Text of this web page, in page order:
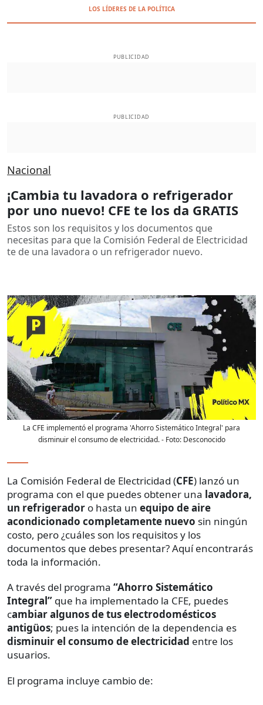
LOS LÍDERES DE LA POLÍTICA
PUBLICIDAD
PUBLICIDAD
Nacional
¡Cambia tu lavadora o refrigerador
por uno nuevo! CFE te los da GRATIS
Estos son los requisitos y los documentos que
necesitas para que la Comisión Federal de Electricidad
te de una lavadora o un refrigerador nuevo.
La CFE implementó el programa 'Ahorro Sistemático Integral' para
disminuir el consumo de electricidad.- Foto: Desconocido
La Comisión Federal de Electricidad (CFE) lanzó un
programa con el que puedes obtener una lavadora,
un refrigerador o hasta un equipo de aire
acondicionado completamente nuevo sin ningún
costo, pero ¿cuáles son los requisitos y los
documentos que debes presentar? Aquí encontrarás
toda la información.
A través del programa “Ahorro Sistemático
Integral” que ha implementado la CFE, puedes
cambiar algunos de tus electrodomésticos
antigüos; pues la intención de la dependencia es
disminuir el consumo de electricidad entre los
usuarios.
El programa incluye cambio de: